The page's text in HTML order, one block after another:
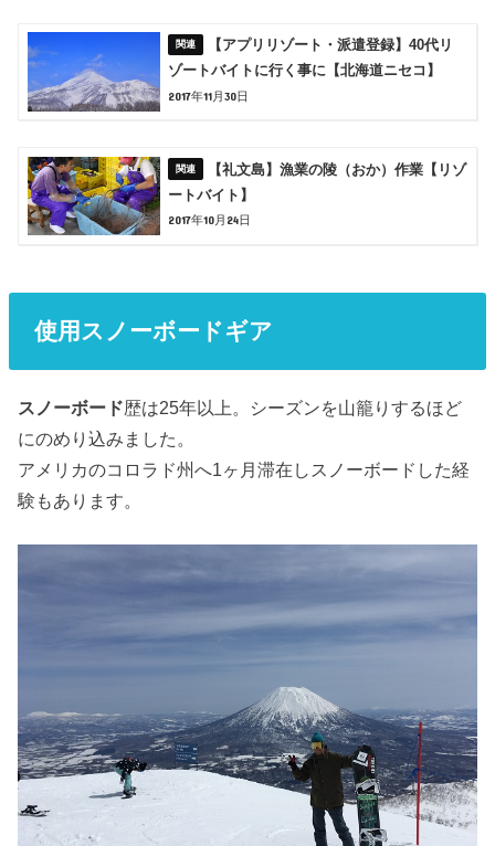
【アプリリゾート・派遣登録】40代リ
ゾートバイトに行く事に【北海道ニセコ】
2017年11月30日
【礼文島】漁業の陵（おか）作業【リゾ
ートバイト】
2017年10月24日
使用スノーボードギア
スノーボード歴は25年以上。シーズンを山籠りするほど
にのめり込みました。
アメリカのコロラド州へ1ヶ月滞在しスノーボードした経
験もあります。